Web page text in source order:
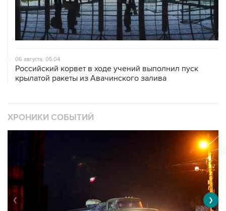
06 августа, 05:04
Российский корвет в ходе учений выполнил пуск
крылатой ракеты из Авачинского залива
ХРОНИКИ СОБЫТИЙ
❮ ❯